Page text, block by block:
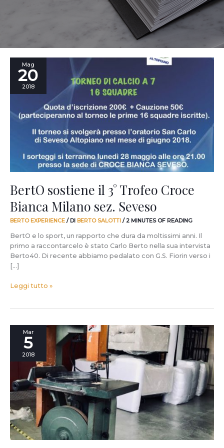
Mag
20
2018
BertO sostiene il 3° Trofeo Croce
Bianca Milano sez. Seveso
BERTO EXPERIENCE / DI BERTO SALOTTI /2 MINUTES OF READING
BertO e lo sport, un rapporto che dura da moltissimi anni. Il
primo a raccontarcelo è stato Carlo Berto nella sua intervista
Berto40. Di recente abbiamo pedalato con G.S. Fiorin verso i
[…]
BertO
sostiene
Croce
Bianca
Seveso
Leggi tutto »
Mar
5
2018
Nessuno
Resega
TRILINGUE.
Dopo
40
anni
di
onorato